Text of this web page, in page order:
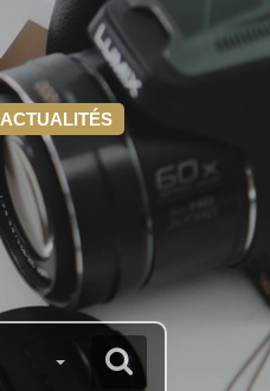
ACTUALITÉS